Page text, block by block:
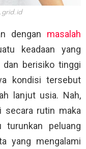
dengan masalah
keadaan yang
dan berisiko tinggi
kondisi tersebut
lanjut usia. Nah,
secara rutin maka
turunkan peluang
yang mengalami